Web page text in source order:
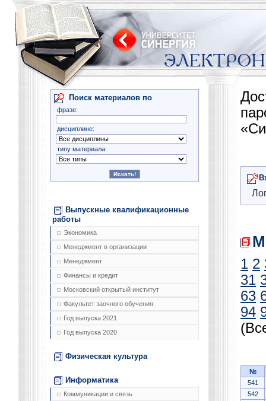
Поиск материалов по
фразе:
дисциплине:
типу материала:
Выпускные квалификационные
работы
Экономика
Менеджмент в организации
Менеджмент
Финансы и кредит
Московский открытый институт
Факультет заочного обучения
Год выпуска 2021
Год выпуска 2020
Физическая культура
Информатика
Коммуникации и связь
1 2
31
63
94
№
541
542